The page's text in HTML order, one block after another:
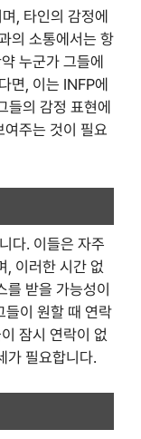
, 타인의 감정에
의 소통에서는 항
누군가 그들에
면, 이는 INFP에
들의 감정 표현에
주는 것이 필요
다. 이들은 자주
, 이러한 시간 없
받을 가능성이
들이 원할 때 연락
잠시 연락이 없
가 필요합니다.